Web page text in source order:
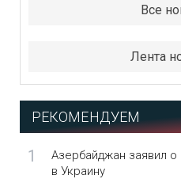
Все
Лента
РЕКОМЕНДУЕМ
1
Азербайджан заявил о
в Украину